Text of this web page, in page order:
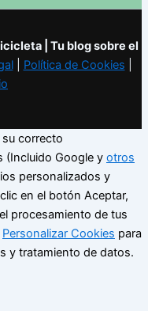
| Tu blog sobre el
| Política de Cookies
correcto
(Incluido Google y otros
personalizados y
en el botón Aceptar,
procesamiento de tus
Personalizar Cookies para
y tratamiento de datos.